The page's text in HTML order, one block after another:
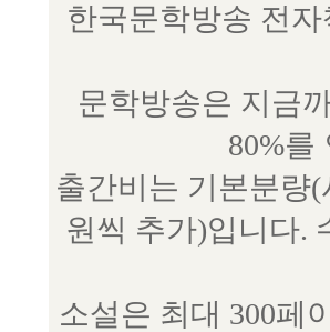
한국문학방송 전자
문학방송은 지금
80%를
출간비는 기본분량
원씩 추가)입니다.
소설은 최대 300페